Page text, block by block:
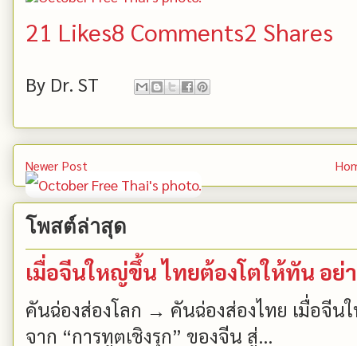
21 Likes8 Comments2 Shares
By Dr. ST
Newer Post
โพสต์ล่าสุด
เมื่อจีนใหญ่ขึ้น ไทยต้องโตให้ทัน อย่
คันฉ่องส่องโลก → คันฉ่องส่องไทย เมื่อจี
จาก “การทูตเชิงรุก” ของจีน สู่...